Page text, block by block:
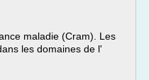
maladie (Cram). Les
les domaines de l'